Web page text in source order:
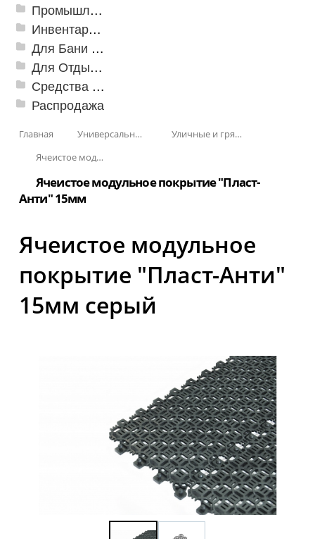
Промышленный текстиль
Инвентарь для клининга
Для Бани и Сауны
Для Отдыха и Пикника
Средства от насекомых и садовых вредителей
Распродажа
Главная Универсальные модульные покрытия
Уличные и грязезащитные покрытия
Ячеистое модульное покрытие "Пласт-Анти"
Ячеистое модульное покрытие "Пласт-
Анти" 15мм
Ячеистое модульное
покрытие "Пласт-Анти"
15мм серый